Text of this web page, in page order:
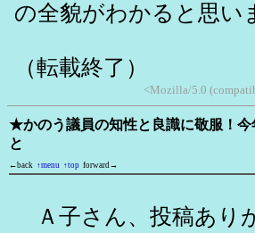
の全貌がわかると思い
（転載終了）
<Mozilla/5.0
★かのう議員の知性と良識に敬服！
と
←back ↑menu ↑top forward→
Ａ子さん、投稿あり